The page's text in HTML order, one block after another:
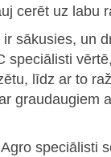
cerēt uz labu
sākusies, un
speciālisti
līdz ar to
graudaugiem
speciālisti